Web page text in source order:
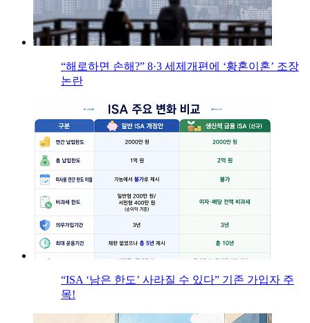
“해로하면 손해?” 8·3 세제개편에 ‘황혼이혼’ 조장
논란
“ISA ‘남은 한도’ 사라질 수 있다” 기존 가입자 주
목!